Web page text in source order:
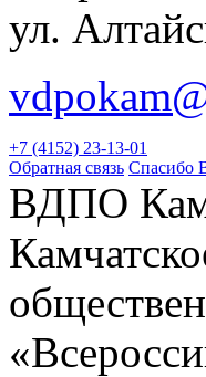
ул.
+7 (4152) 23-13-01
Обратная связь Спасибо
ВДПО